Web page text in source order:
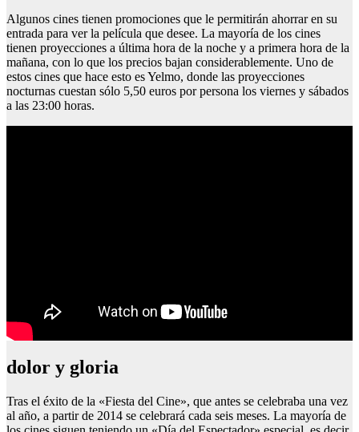
Algunos cines tienen promociones que le permitirán ahorrar en su
entrada para ver la película que desee. La mayoría de los cines
tienen proyecciones a última hora de la noche y a primera hora de la
mañana, con lo que los precios bajan considerablemente. Uno de
estos cines que hace esto es Yelmo, donde las proyecciones
nocturnas cuestan sólo 5,50 euros por persona los viernes y sábados
a las 23:00 horas.
dolor y gloria
Tras el éxito de la «Fiesta del Cine», que antes se celebraba una vez
al año, a partir de 2014 se celebrará cada seis meses. La mayoría de